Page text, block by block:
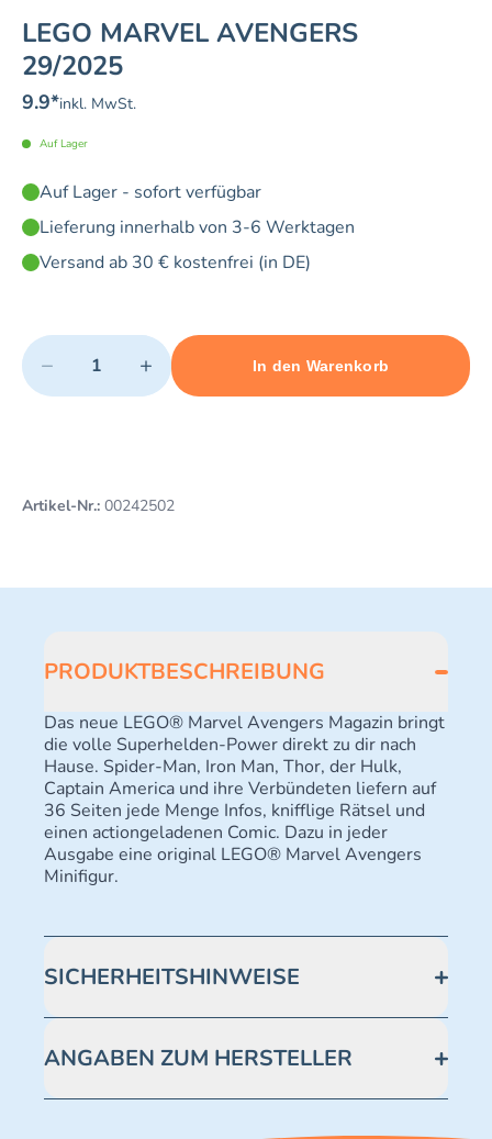
LEGO MARVEL AVENGERS
29/2025
9.9*inkl. MwSt.
Auf Lager
Auf Lager - sofort verfügbar
Lieferung innerhalb von 3-6 Werktagen
Versand ab 30 € kostenfrei (in DE)
Quantity
− +
Minimum quantity: 1 Maximum quantity: 5
In den Warenkorb
Add 1 item to cart
Artikel-Nr.: 00242502
PRODUKTBESCHREIBUNG
Das neue LEGO® Marvel Avengers Magazin bringt
die volle Superhelden-Power direkt zu dir nach
Hause. Spider-Man, Iron Man, Thor, der Hulk,
Captain America und ihre Verbündeten liefern auf
36 Seiten jede Menge Infos, knifflige Rätsel und
einen actiongeladenen Comic. Dazu in jeder
Ausgabe eine original LEGO® Marvel Avengers
Minifigur.
SICHERHEITSHINWEISE
Enthält verschluckbare Kleinteile -
Erstickungsgefahr.
ANGABEN ZUM HERSTELLER
ocean.de/kundenservice Telefonnummer: 0711